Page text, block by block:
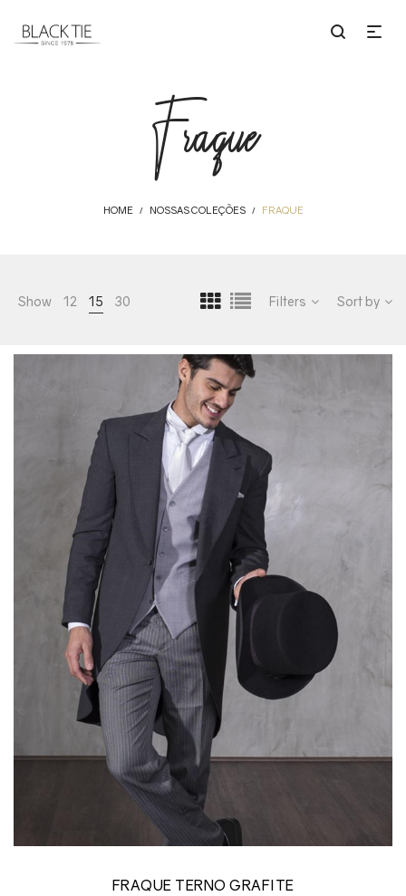
Fraque
HOME / NOSSAS COLEÇÕES / FRAQUE
Show 12 15 30 Filters Sort by
FRAQUE TERNO GRAFITE